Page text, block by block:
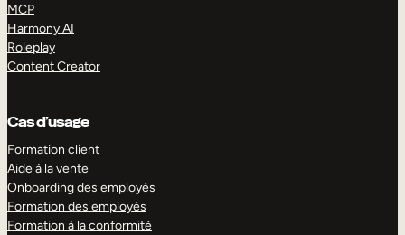
MCP
Harmony AI
Roleplay
Content Creator
Cas d’usage
Formation client
Aide à la vente
Onboarding des employés
Formation des employés
Formation à la conformité